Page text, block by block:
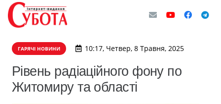
ГАРЯЧІ НОВИНИ 10:17, Четвер, 8 Травня, 2025
Рівень радіаційного фону по
Житомиру та області